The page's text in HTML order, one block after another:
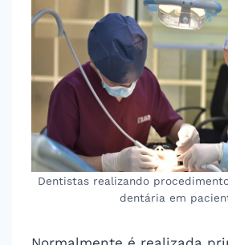
Dentistas realizando
dentária em